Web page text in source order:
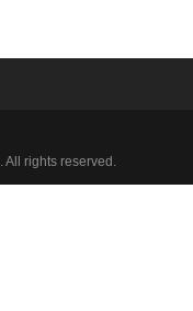
. All rights reserved.